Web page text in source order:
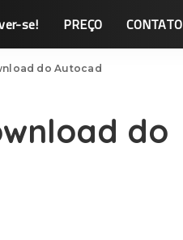
se! PREÇO CONTATO
do Autocad
do